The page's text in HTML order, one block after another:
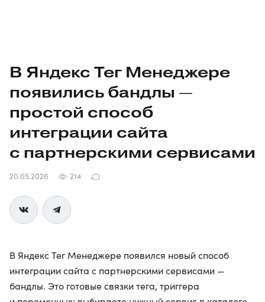
В Яндекс Тег Менеджере
появились бандлы —
простой способ
интеграции сайта
с партнерскими сервисами
20.05.2026 214
В Яндекс Тег Менеджере появился новый способ
интеграции сайта с партнерскими сервисами —
бандлы. Это готовые связки тега, триггера